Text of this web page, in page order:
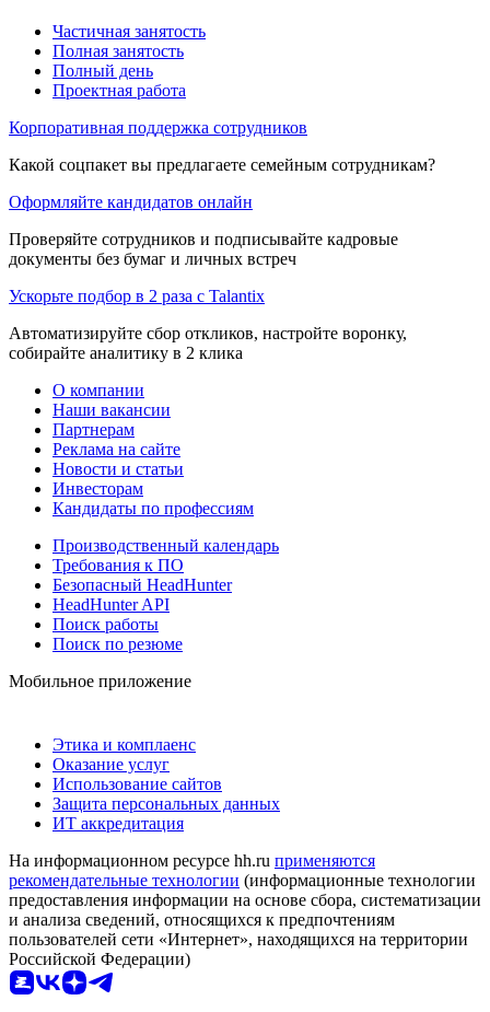
Частичная занятость
Полная занятость
Полный день
Проектная работа
Корпоративная поддержка сотрудников
Какой соцпакет вы предлагаете семейным сотрудникам?
Оформляйте кандидатов онлайн
Проверяйте сотрудников и подписывайте кадровые
документы без бумаг и личных встреч
Ускорьте подбор в 2 раза с Talantix
Автоматизируйте сбор откликов, настройте воронку,
собирайте аналитику в 2 клика
О компании
Наши вакансии
Партнерам
Реклама на сайте
Новости и статьи
Инвесторам
Кандидаты по профессиям
Производственный календарь
Требования к ПО
Безопасный HeadHunter
HeadHunter API
Поиск работы
Поиск по резюме
Мобильное приложение
Этика и комплаенс
Оказание услуг
Использование сайтов
Защита персональных данных
ИТ аккредитация
На информационном ресурсе hh.ru применяются
рекомендательные технологии (информационные технологии
предоставления информации на основе сбора, систематизации
и анализа сведений, относящихся к предпочтениям
пользователей сети «Интернет», находящихся на территории
Российской Федерации)